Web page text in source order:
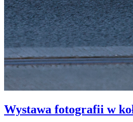
Wystawa fotografii w